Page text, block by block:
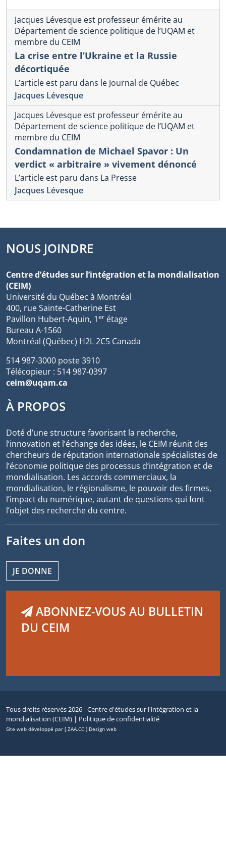
Jacques Lévesque est professeur émérite au
Département de science politique de l’UQAM et
membre du CEIM
La crise entre l’Ukraine et la Russie
décortiquée
L’article est paru dans le Journal de Québec
Jacques Lévesque
Jacques Lévesque est professeur émérite au
Département de science politique de l’UQAM et
membre du CEIM
Condamnation de Michael Spavor : Un
verdict « arbitraire » vivement dénoncé
L’article est paru dans La Presse
Jacques Lévesque
NOUS JOINDRE
Centre d’études sur l’intégration et la mondialisation
(CEIM)
Université du Québec à Montréal
400, rue Sainte-Catherine Est
Pavillon Hubert-Aquin, 1er étage
Bureau A-1560
Montréal (Québec) H2L 2C5 Canada
514 987-3000 poste 3910
Télécopieur : 514 987-0397
ceim@uqam.ca
À PROPOS
Doté d’une structure favorisant la recherche,
l’innovation et l’échange des idées, le CEIM réunit des
chercheurs de réputation internationale spécialistes de
l’économie politique des processus d’intégration et de
mondialisation. Les accords commerciaux, la
mondialisation, le régionalisme, le pouvoir des firmes,
l’impact du numérique, autant de questions qui font
l’objet des recherche du centre.
Faites un don
JE DONNE
ABONNEZ-VOUS AU BULLETIN
DU CEIM
Tous droits réservés 2026 - Centre d'études sur l'intégration et la
mondialisation (CEIM) | Politique de confidentialité
Site web développé par [ ZAA.CC ] Design web